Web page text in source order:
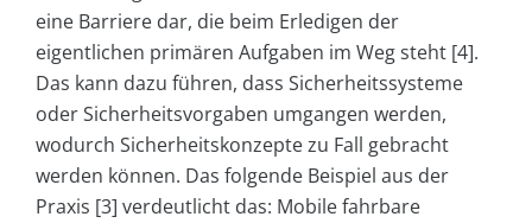
eine Barriere dar, die beim Erledigen der
eigentlichen primären Aufgaben im Weg steht [4].
Das kann dazu führen, dass Sicherheitssysteme
oder Sicherheitsvorgaben umgangen werden,
wodurch Sicherheitskonzepte zu Fall gebracht
werden können. Das folgende Beispiel aus der
Praxis [3] verdeutlicht das: Mobile fahrbare